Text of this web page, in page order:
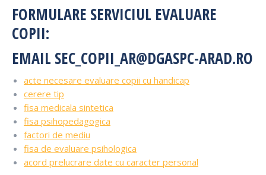
FORMULARE SERVICIUL EVALUARE
COPII:
EMAIL SEC_COPII_AR@DGASPC-ARAD.RO
acte necesare evaluare copii cu handicap
cerere tip
fisa medicala sintetica
fisa psihopedagogica
factori de mediu
fisa de evaluare psihologica
acord prelucrare date cu caracter personal